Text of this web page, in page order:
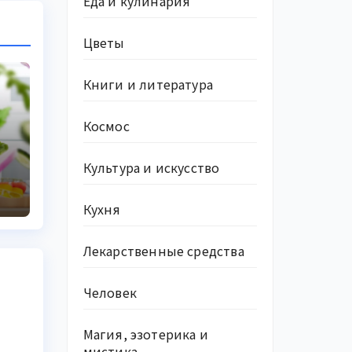
Цветы
Книги и литература
Космос
Культура и искусство
Кухня
Лекарственные средства
Человек
Магия, эзотерика и